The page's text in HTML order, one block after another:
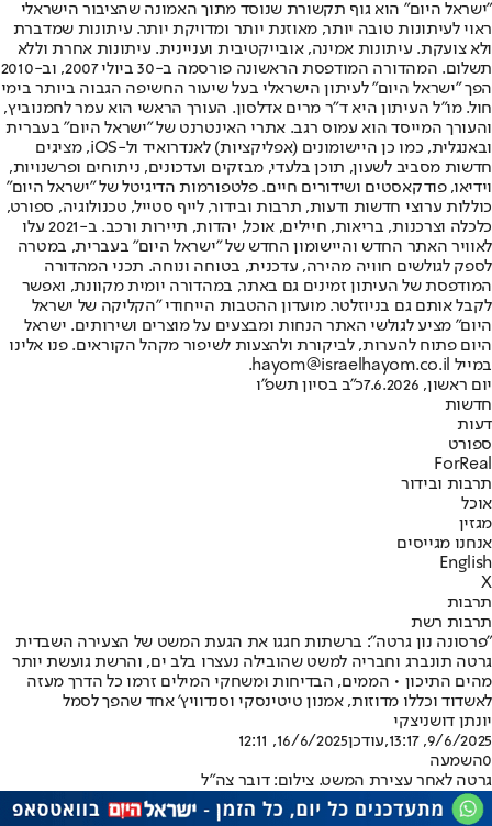
"ישראל היום" הוא גוף תקשורת שנוסד מתוך האמונה שהציבור הישראלי
ראוי לעיתונות טובה יותר, מאוזנת יותר ומדויקת יותר. עיתונות שמדברת
ולא צועקת. עיתונות אמינה, אובייקטיבית ועניינית. עיתונות אחרת וללא
תשלום. המהדורה המודפסת הראשונה פורסמה ב-30 ביולי 2007, וב-2010
הפך "ישראל היום" לעיתון הישראלי בעל שיעור החשיפה הגבוה ביותר בימי
חול. מו"ל העיתון היא ד"ר מרים אדלסון. העורך הראשי הוא עמר לחמנוביץ,
והעורך המייסד הוא עמוס רגב. אתרי האינטרנט של "ישראל היום" בעברית
ובאנגלית, כמו כן היישומונים (אפליקציות) לאנדרואיד ול-iOS, מציגים
חדשות מסביב לשעון, תוכן בלעדי, מבזקים ועדכונים, ניתוחים ופרשנויות,
וידיאו, פודקאסטים ושידורים חיים. פלטפורמות הדיגיטל של "ישראל היום"
כוללות ערוצי חדשות ודעות, תרבות ובידור, לייף סטייל, טכנולוגיה, ספורט,
כלכלה וצרכנות, בריאות, חיילים, אוכל, יהדות, תיירות ורכב. ב-2021 עלו
לאוויר האתר החדש והיישומון החדש של "ישראל היום" בעברית, במטרה
לספק לגולשים חוויה מהירה, עדכנית, בטוחה ונוחה. תכני המהדורה
המודפסת של העיתון זמינים גם באתר, במהדורה יומית מקוונת, ואפשר
לקבל אותם גם בניוזלטר. מועדון ההטבות הייחודי "הקליקה של ישראל
היום" מציע לגולשי האתר הנחות ומבצעים על מוצרים ושירותים. ישראל
היום פתוח להערות, לביקורת ולהצעות לשיפור מקהל הקוראים. פנו אלינו
במייל hayom@israelhayom.co.il.
יום ראשון, 7.6.2026
כ"ב בסיון תשפ"ו
חדשות
דעות
ספורט
ForReal
תרבות ובידור
אוכל
מגזין
אנחנו מגייסים
English
X
תרבות
תרבות רשת
"פרסונה נון גרטה": ברשתות חגגו את הגעת המשט של הצעירה השבדית
גרטה תונברג וחבריה למשט שהובילה נעצרו בלב ים, והרשת גועשת יותר
מהים התיכון • הממים, הבדיחות ומשחקי המילים זרמו כל הדרך מעזה
לאשדוד וכללו מדוזות, אמנון טיטינסקי וסנדוויץ’ אחד שהפך לסמל
יונתן דושניצקי
9/6/2025, 13:17
,עודכן16/6/2025, 12:11
0השמעה
גרטה לאחר עצירת המשט. צילום: דובר צה"ל